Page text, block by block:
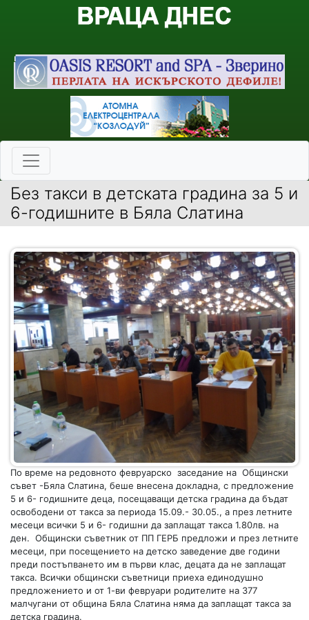
Без такси в детската градина за 5 и
6-годишните в Бяла Слатина
По време на редовното февруарско заседание на Общински
съвет -Бяла Слатина, беше внесена докладна, с предложение
5 и 6- годишните деца, посещаващи детска градина да бъдат
освободени от такса за периода 15.09.- 30.05., а през летните
месеци всички 5 и 6- годишни да заплащат такса 1.80лв. на
ден. Общински съветник от ПП ГЕРБ предложи и през летните
месеци, при посещението на детско заведение две години
преди постъпването им в първи клас, децата да не заплащат
такса. Всички общински съветници приеха единодушно
предложението и от 1-ви февруари родителите на 377
малчугани от община Бяла Слатина няма да заплащат такса за
детска градина.